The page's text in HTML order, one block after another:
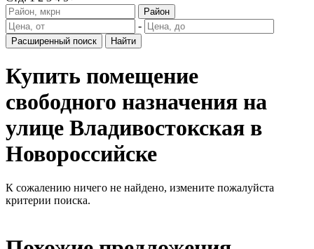
Район
-
Расширенный поиск Найти
Купить помещение
свободного назначения на
улице Владивостокская в
Новороссийске
К сожалению ничего не найдено, измените пожалуйста
критерии поиска.